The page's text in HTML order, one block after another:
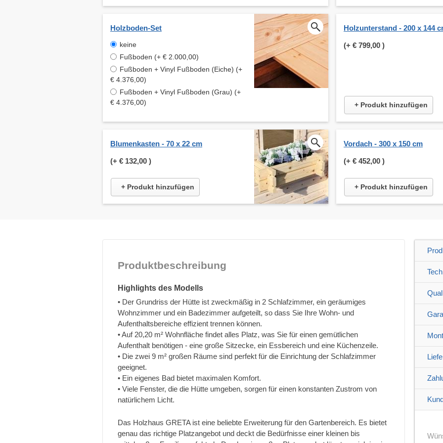
Holzboden-Set
keine
Fußboden (+ € 2.000,00)
Fußboden + Vinyl Fußboden (Eiche) (+
€ 4.376,00)
Fußboden + Vinyl Fußboden (Grau) (+
€ 4.376,00)
Holzunterstand - 200 x 144
(+ € 799,00 )
+ Produkt hinzufügen
Blumenkasten - 70 x 22 cm
(+ € 132,00 )
+ Produkt hinzufügen
Vordach - 300 x 150 cm
(+ € 452,00 )
+ Produkt hinzufügen
Produktbeschreibung
Highlights des Modells
• Der Grundriss der Hütte ist zweckmäßig in 2 Schlafzimmer, ein geräumiges
Wohnzimmer und ein Badezimmer aufgeteilt, so dass Sie Ihre Wohn- und
Aufenthaltsbereiche effizient trennen können.
• Auf 20,20 m² Wohnfläche findet alles Platz, was Sie für einen gemütlichen
Aufenthalt benötigen - eine große Sitzecke, ein Essbereich und eine Küchenzeile.
• Die zwei 9 m² großen Räume sind perfekt für die Einrichtung der Schlafzimmer
geeignet.
• Ein eigenes Bad bietet maximalen Komfort.
• Viele Fenster, die die Hütte umgeben, sorgen für einen konstanten Zustrom von
natürlichem Licht.
Das Holzhaus GRETA ist eine beliebte Erweiterung für den Gartenbereich. Es bietet
genau das richtige Platzangebot und deckt die Bedürfnisse einer kleinen bis